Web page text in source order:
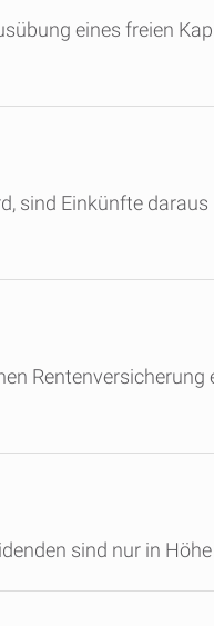
eines freien
sind Einkünfte
sind nur in